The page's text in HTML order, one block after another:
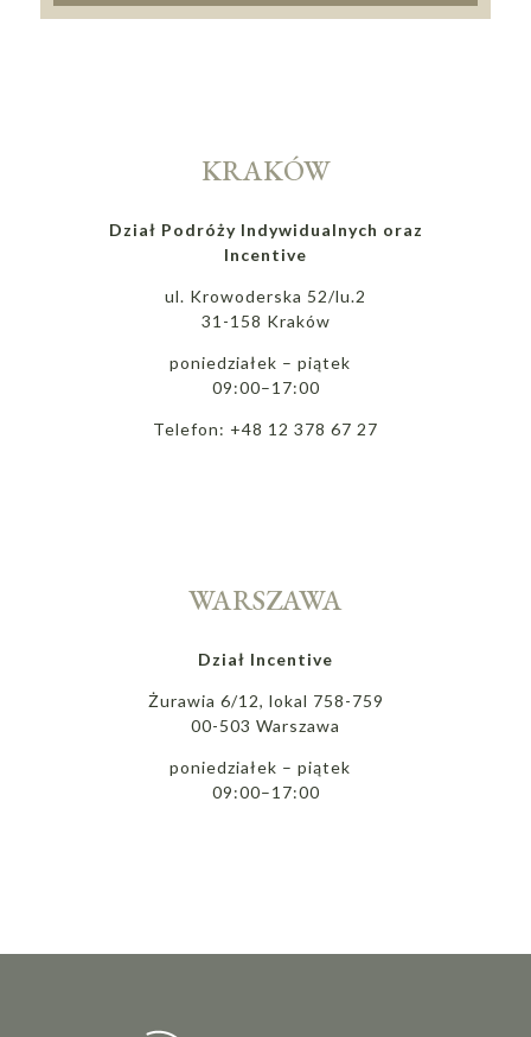
KRAKÓW
Dział Podróży Indywidualnych oraz
Incentive
ul. Krowoderska 52/lu.2
31-158 Kraków
poniedziałek – piątek
09:00–17:00
Telefon: +48 12 378 67 27
WARSZAWA
Dział Incentive
Żurawia 6/12, lokal 758-759
00-503 Warszawa
poniedziałek – piątek
09:00–17:00